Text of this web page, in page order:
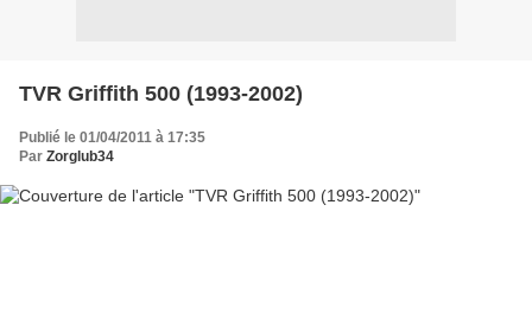
TVR Griffith 500 (1993-2002)
Publié le 01/04/2011 à 17:35
Par Zorglub34